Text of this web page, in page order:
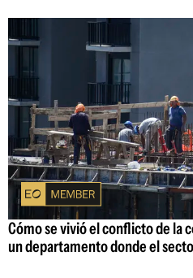
Cómo se vivió el conflicto de la
un departamento donde el